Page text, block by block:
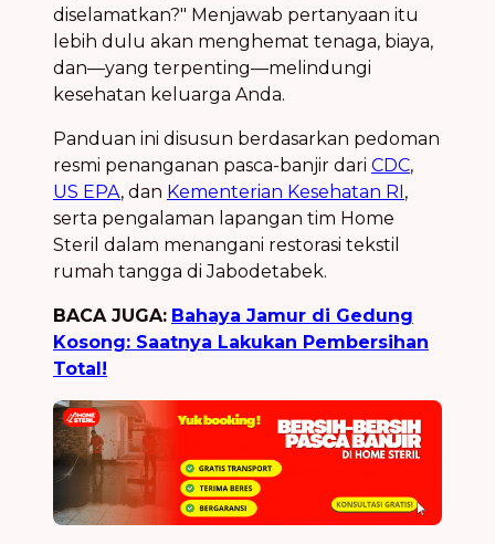
diselamatkan?" Menjawab pertanyaan itu
lebih dulu akan menghemat tenaga, biaya,
dan—yang terpenting—melindungi
kesehatan keluarga Anda.
Panduan ini disusun berdasarkan pedoman
resmi penanganan pasca-banjir dari CDC,
US EPA, dan Kementerian Kesehatan RI,
serta pengalaman lapangan tim Home
Steril dalam menangani restorasi tekstil
rumah tangga di Jabodetabek.
BACA JUGA: Bahaya Jamur di Gedung
Kosong: Saatnya Lakukan Pembersihan
Total!